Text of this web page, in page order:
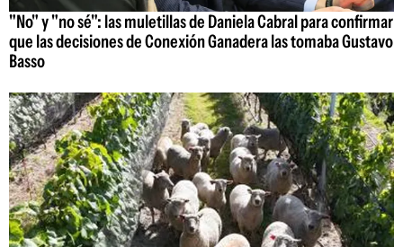
"No" y "no sé": las muletillas de Daniela Cabral para confirmar
que las decisiones de Conexión Ganadera las tomaba Gustavo
Basso